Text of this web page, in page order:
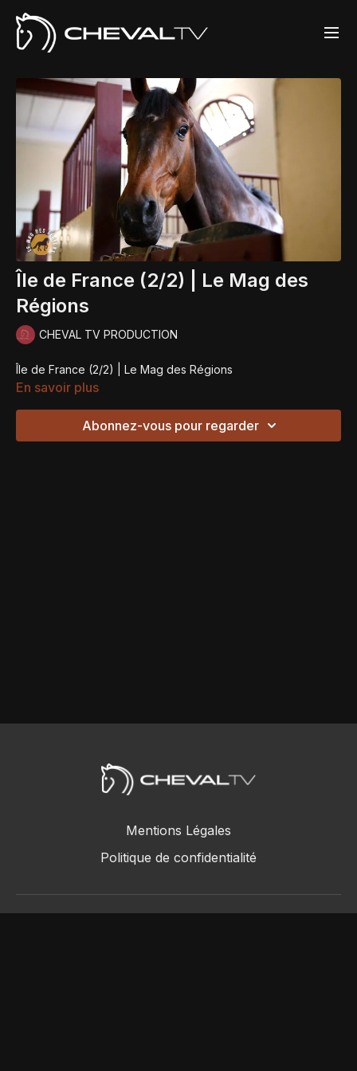
Île de France (2/2) | Le Mag des
Régions
CHEVAL TV PRODUCTION
Île de France (2/2) | Le Mag des Régions
En savoir plus
Abonnez-vous pour regarder
Mentions Légales
Politique de confidentialité